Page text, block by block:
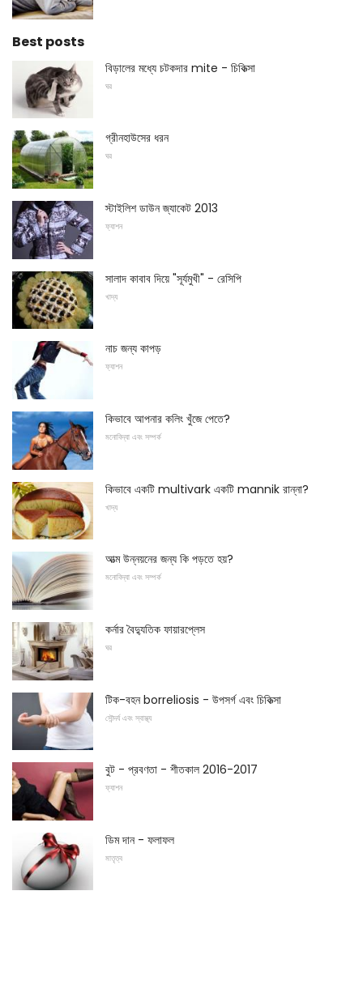
Best posts
বিড়ালের মধ্যে চটকদার mite - চিকিত্সা
ঘর
গ্রীনহাউসের ধরন
ঘর
স্টাইলিশ ডাউন জ্যাকেট 2013
ফ্যাশন
সালাদ কাবাব দিয়ে "সূর্যমুখী" - রেসিপি
খাদ্য
নাচ জন্য কাপড়
ফ্যাশন
কিভাবে আপনার কলিং খুঁজে পেতে?
মনোবিদ্যা এবং সম্পর্ক
কিভাবে একটি multivark একটি mannik রান্না?
খাদ্য
আত্ম উন্নয়নের জন্য কি পড়তে হয়?
মনোবিদ্যা এবং সম্পর্ক
কর্নার বৈদ্যুতিক ফায়ারপ্লেস
ঘর
টিক-বহন borreliosis - উপসর্গ এবং চিকিত্সা
সৌন্দর্য এবং স্বাস্থ্য
বুট - প্রবণতা - শীতকাল 2016-2017
ফ্যাশন
ডিম দান - ফলাফল
মাতৃত্ব